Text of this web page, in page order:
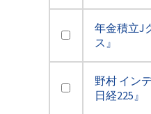
年金積立J
ス』
野村 イン
日経225』